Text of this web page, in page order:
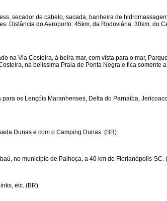
secador de cabelo, sacada, banheira de
Distância do Aeroporto: 45km, da Rodoviária: 30km, do
na Via Costeira, à beira mar, com vista para o mar,
na belíssima Praia de Ponta Negra e fica somente
os Lençóis Maranhenses, Delta do Parnaíba,
Dunas e com o Camping Dunas. (BR)
no município de Palhoça, a 40 km de Florianópolis-SC.
etc. (BR)